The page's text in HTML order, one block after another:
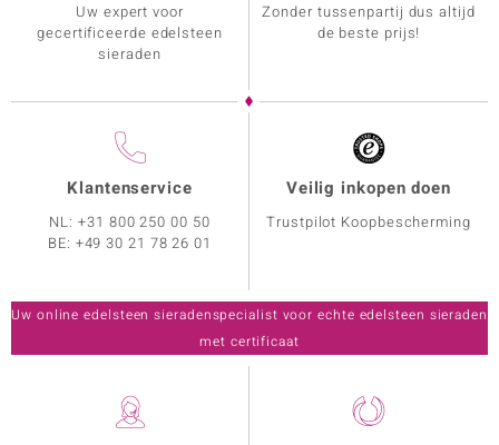
Uw expert voor
gecertificeerde edelsteen
sieraden
Zonder tussenpartij dus altijd
de beste prijs!
Klantenservice
NL:+31 800 250 00 50
BE: +49 30 21 78 26 01
Veilig inkopen doen
Trustpilot Koopbescherming
Uw online edelsteen sieradenspecialist voor echte edelsteen sieraden
met certificaat